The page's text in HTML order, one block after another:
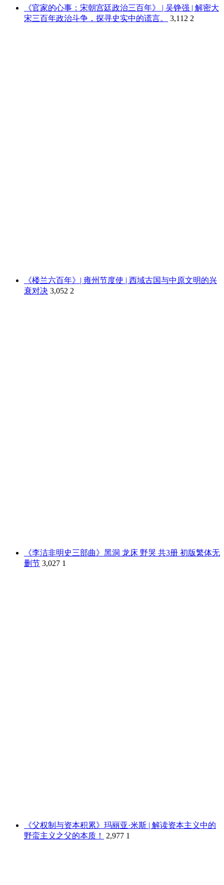
《官家的心事：宋朝宫廷政治三百年》 | 吴铮强 | 解密大
宋三百年政治斗争，探寻史实中的谎言。
3,112 2
《楼兰六百年》| 雍州节度使 | 西域古国与中原文明的兴
衰对决 3,052 2
《李洁非明史三部曲》黑洞 龙床 野哭 共3册 初版繁体无
删节 3,027 1
《父权制与资本积累》玛丽亚·米斯 | 解读资本主义中的
野蛮主义之父的本质！
2,977 1